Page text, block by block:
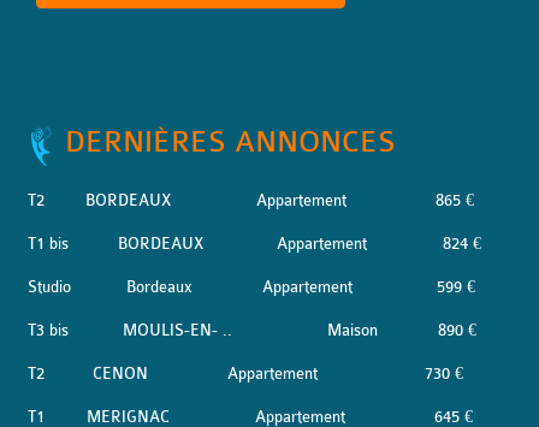
DERNIÈRES ANNONCES
T2 BORDEAUX Appartement 865 €
T1 bis BORDEAUX Appartement 824 €
Studio Bordeaux Appartement 599 €
T3 bis MOULIS-EN- .. Maison 890 €
T2 CENON Appartement 730 €
T1 MERIGNAC Appartement 645 €